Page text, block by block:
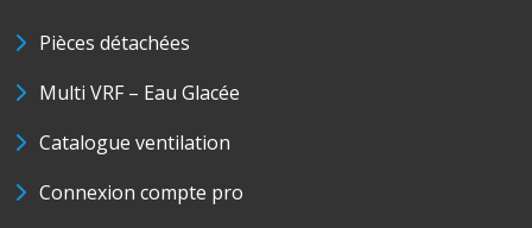
Pièces détachées
Multi VRF – Eau Glacée
Catalogue ventilation
Connexion compte pro